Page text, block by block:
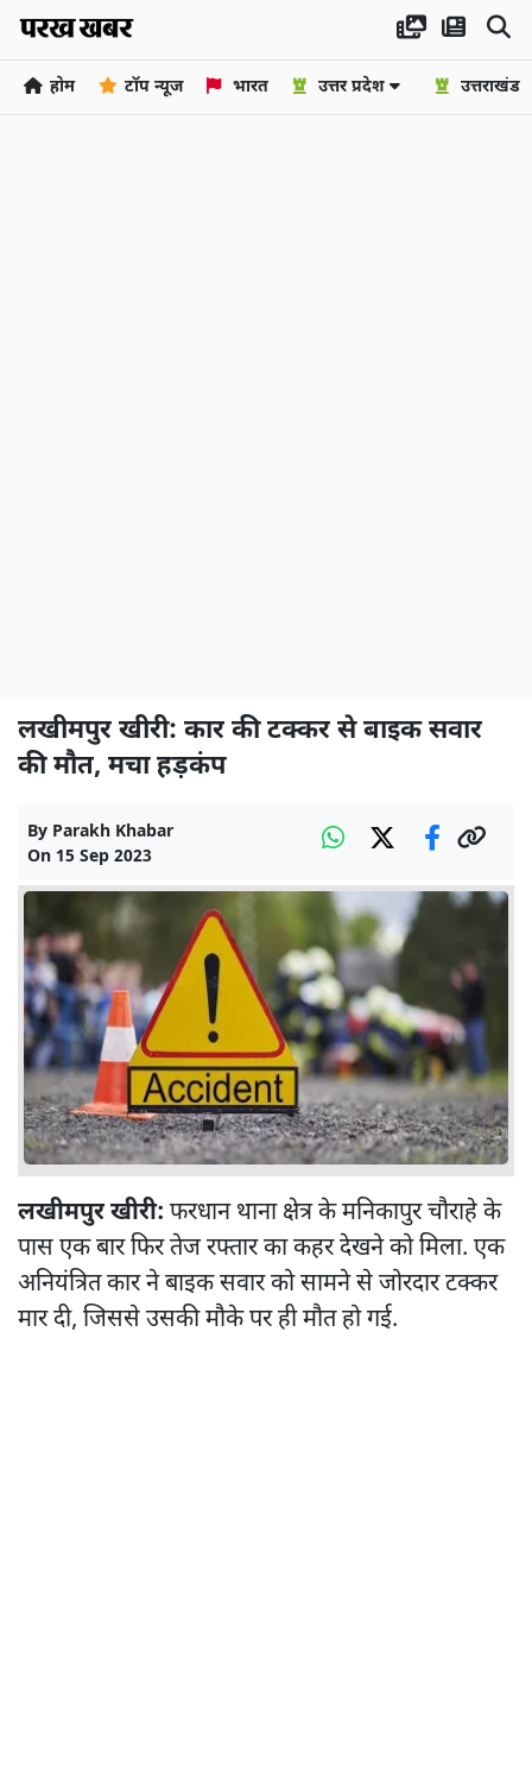
होम टॉप न्यूज भारत उत्तर प्रदेश उत्तराखंड
लखीमपुर खीरी: कार की टक्कर से बाइक सवार
की मौत, मचा हड़कंप
By Parakh Khabar
On 15 Sep 2023
लखीमपुर खीरी: फरधान थाना क्षेत्र के मनिकापुर चौराहे के
पास एक बार फिर तेज रफ्तार का कहर देखने को मिला. एक
अनियंत्रित कार ने बाइक सवार को सामने से जोरदार टक्कर
मार दी, जिससे उसकी मौके पर ही मौत हो गई.